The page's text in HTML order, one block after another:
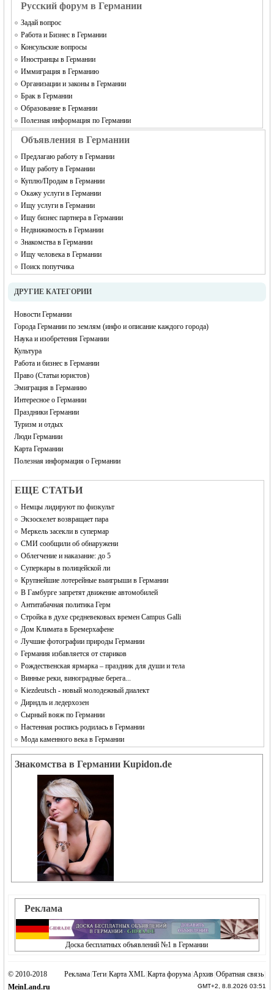
Русский форум в Германии
Задай вопрос
Работа и Бизнес в Германии
Консульские вопросы
Иностранцы в Германии
Иммиграция в Германию
Организации и законы в Германии
Брак в Германии
Образование в Германии
Полезная информация по Германии
Объявления в Германии
Предлагаю работу в Германии
Ищу работу в Германии
Куплю/Продам в Германии
Окажу услуги в Германии
Ищу услуги в Германии
Ищу бизнес партнера в Германии
Недвижимость в Германии
Знакомства в Германии
Ищу человека в Германии
Поиск попутчика
ДРУГИЕ КАТЕГОРИИ
Новости Германии
Города Германии по землям (инфо и описание каждого города)
Наука и изобретения Германии
Культура
Работа и бизнес в Германии
Право (Статьи юристов)
Эмиграция в Германию
Интересное о Германии
Праздники Германии
Туризм и отдых
Люди Германии
Карта Германии
Полезная информация о Германии
EЩЕ СТАТЬИ
Немцы лидируют по физкульт
Экзоскелет возвращает пара
Меркель засекли в супермар
СМИ сообщили об обнаружени
Облегчение и наказание: до 5
Суперкары в полицейской ли
Крупнейшие лотерейные выигрыши в Германии
В Гамбурге запретят движение автомобилей
Антитабачная политика Герм
Стройка в духе средневековых времен Campus Galli
Дом Климата в Бремерхафене
Лучшие фотографии природы Германии
Германия избавляется от стариков
Рождественская ярмарка – праздник для души и тела
Винные реки, виноградные берега...
Kiezdeutsch - новый молодежный диалект
Дирндль и ледерхозен
Сырный вояж по Германии
Настенная роспись родилась в Германии
Мода каменного века в Германии
Знакомства в Германии Kupidon.de
Реклама
Доска бесплатных объявлений №1 в Германии
Реклама|Теги|Карта XML|Карта форума|Архив|Обратная связь|
GMT+2, 8.8.2026 03:51
© 2010-2018
MeinLand.ru